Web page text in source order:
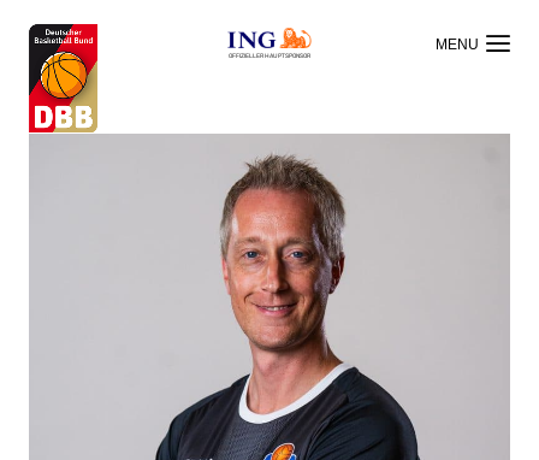
OFFIZIELLER HAUPTSPONSOR